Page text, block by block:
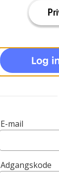
E-mail
Adgangskode